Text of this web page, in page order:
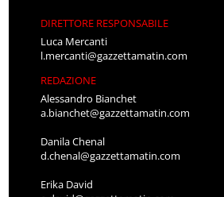
DIRETTORE RESPONSABILE
Luca Mercanti
l.mercanti@gazzettamatin.com
REDAZIONE
Alessandro Bianchet
a.bianchet@gazzettamatin.com
Danila Chenal
d.chenal@gazzettamatin.com
Erika David